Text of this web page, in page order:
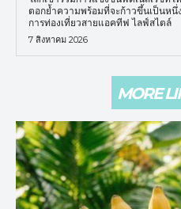
ตอกย้ำความพร้อมที่จะก้าวขึ้นเป็นห
การท่องเที่ยวสายแอคทีฟ ไลฟ์สไตล์
7 สิงหาคม 2026
MORE